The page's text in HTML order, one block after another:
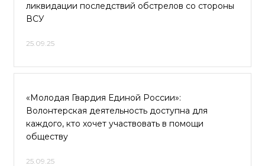
ликвидации последствий обстрелов со стороны
ВСУ
25.09.25
«Молодая Гвардия Единой России»:
Волонтерская деятельность доступна для
каждого, кто хочет участвовать в помощи
обществу
25.09.25